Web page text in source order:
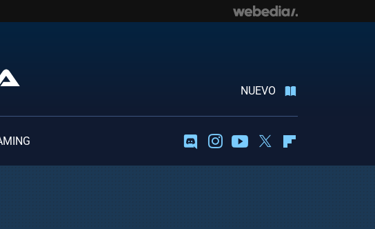
NUEVO
DiscordInstagramYoutubeTwitter